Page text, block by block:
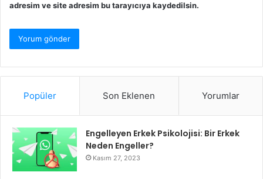
adresim ve site adresim bu tarayıcıya kaydedilsin.
Popüler Son Eklenen Yorumlar
Engelleyen Erkek Psikolojisi: Bir Erkek
Neden Engeller?
Kasım 27, 2023